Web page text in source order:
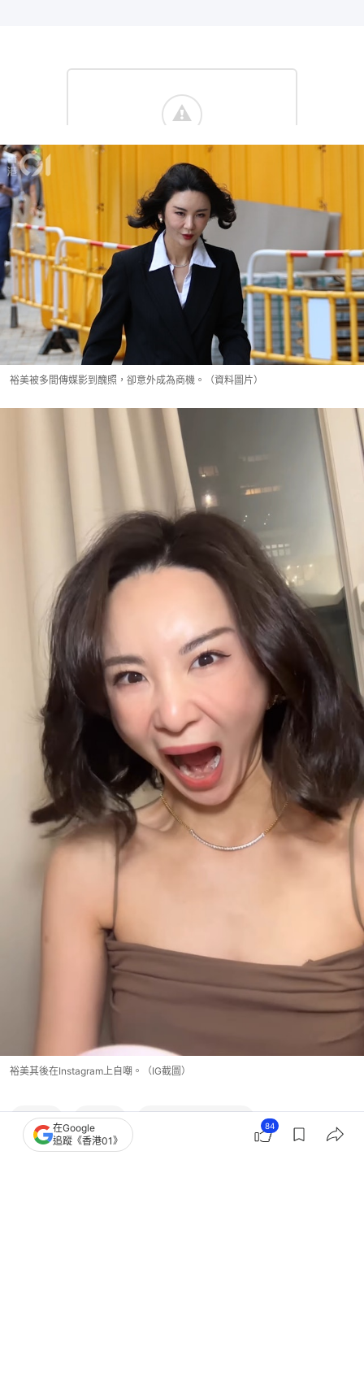
裕美被多間傳媒影到醜照，卻意外成為商機。（資料圖片）
裕美其後在Instagram上自嘲。（IG截圖）
林作 裕美
在Google
追蹤《香港01》
84